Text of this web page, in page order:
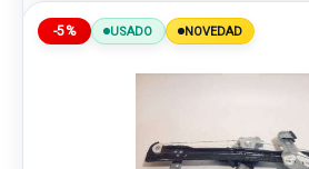
-5% USADO NOVEDAD